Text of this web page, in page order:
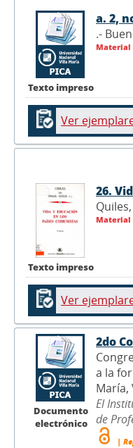
Texto impreso
a. 2,
.-
Material
Ver
Texto impreso
26.
Material
Ver
Documento
electrónico
2do
a la
María,
El
de
|